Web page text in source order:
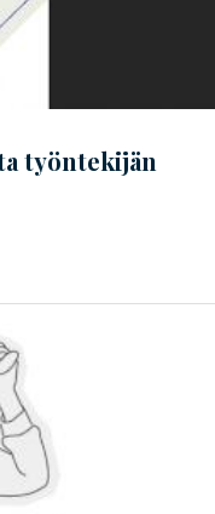
työntekijän